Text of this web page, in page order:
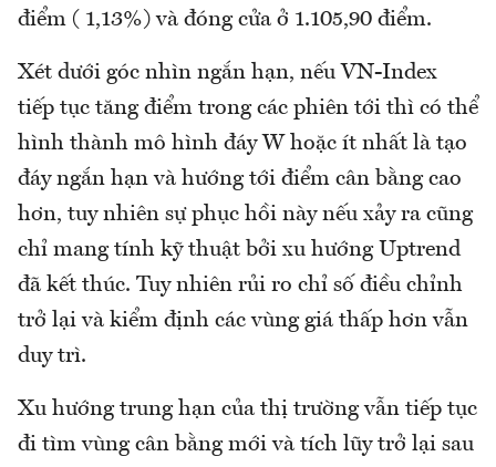
điểm ( 1,13%) và đóng cửa ở 1.105,90 điểm.
Xét dưới góc nhìn ngắn hạn, nếu VN-Index
tiếp tục tăng điểm trong các phiên tới thì có thể
hình thành mô hình đáy W hoặc ít nhất là tạo
đáy ngắn hạn và hướng tới điểm cân bằng cao
hơn, tuy nhiên sự phục hồi này nếu xảy ra cũng
chỉ mang tính kỹ thuật bởi xu hướng Uptrend
đã kết thúc. Tuy nhiên rủi ro chỉ số điều chỉnh
trở lại và kiểm định các vùng giá thấp hơn vẫn
duy trì.
Xu hướng trung hạn của thị trường vẫn tiếp tục
đi tìm vùng cân bằng mới và tích lũy trở lại sau